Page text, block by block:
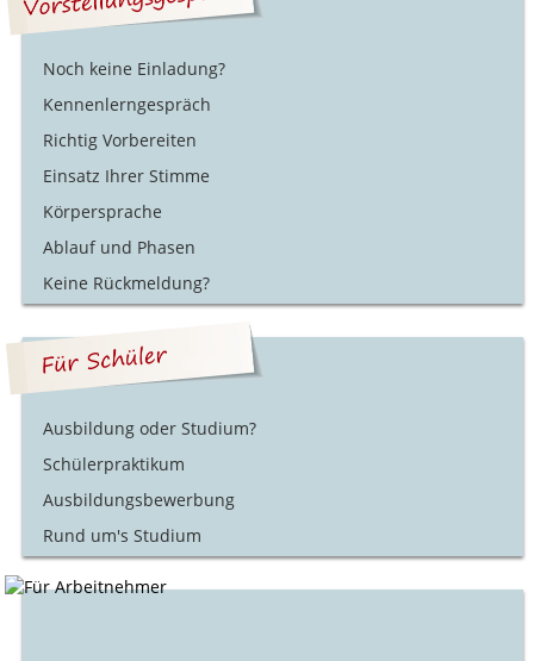
Noch keine Einladung?
Kennenlerngespräch
Richtig Vorbereiten
Einsatz Ihrer Stimme
Körpersprache
Ablauf und Phasen
Keine Rückmeldung?
Ausbildung oder Studium?
Schülerpraktikum
Ausbildungsbewerbung
Rund um's Studium